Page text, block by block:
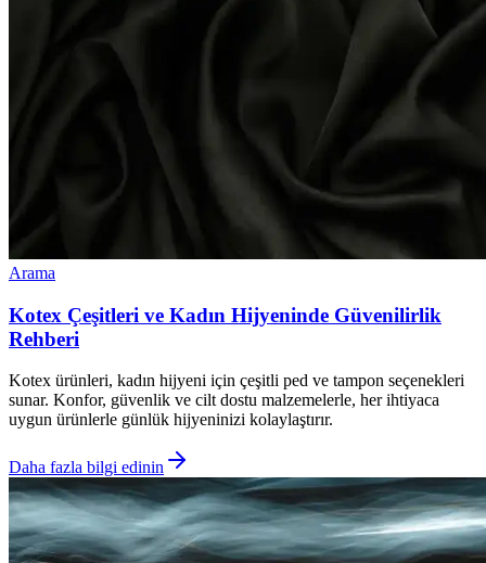
Arama
Kotex Çeşitleri ve Kadın Hijyeninde Güvenilirlik
Rehberi
Kotex ürünleri, kadın hijyeni için çeşitli ped ve tampon seçenekleri
sunar. Konfor, güvenlik ve cilt dostu malzemelerle, her ihtiyaca
uygun ürünlerle günlük hijyeninizi kolaylaştırır.
Daha fazla bilgi edinin